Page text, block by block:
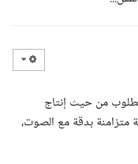
من حيث إنتاج
بدقة مع الصوت،